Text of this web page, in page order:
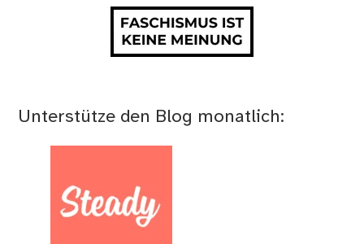
Unterstütze den Blog monatlich: